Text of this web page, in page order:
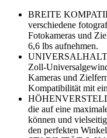
BREITE
verschiedene
Fotokameras und
6,6 lbs aufnehmen.
Zoll-
Kameras und
Kompatibilität mit
die auf eine
können und
den perfekten